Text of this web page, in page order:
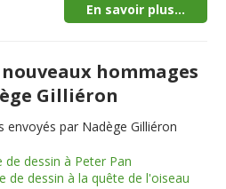
En savoir plus...
nouveaux hommages
Gilliéron
par Nadège Gilliéron
dessin à Peter Pan
de dessin à la quête de l'oiseau